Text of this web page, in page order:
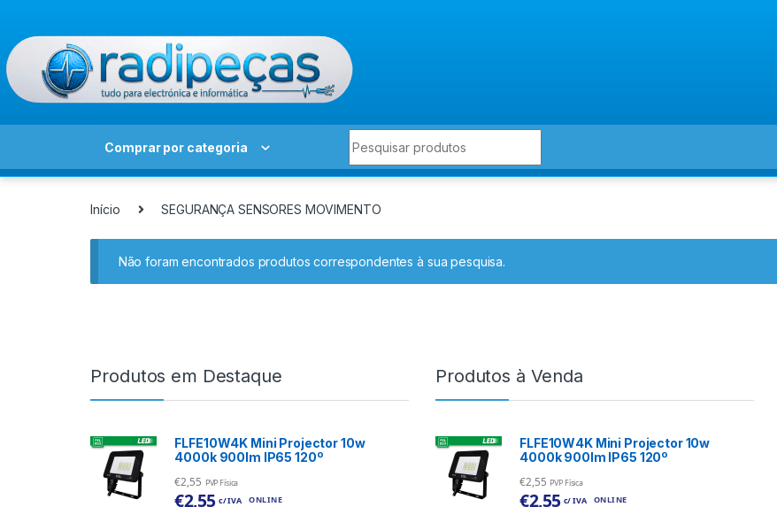
Comprar por categoria
Início SEGURANÇA SENSORES MOVIMENTO
Não foram encontrados produtos correspondentes à sua pesquisa.
Produtos em Destaque
FLFE10W4K Mini Projector 10w
4000k 900lm IP65 120º
€2,55 PVP Física
€2,55 c/ IVA ONLINE
Produtos à Venda
FLFE10W4K Mini Projector 10w
4000k 900lm IP65 120º
€2,55 PVP Física
€2,55 c/ IVA ONLINE